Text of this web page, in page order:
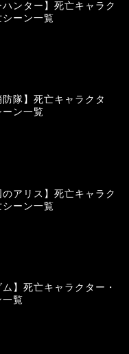
ハンター】死亡キャラク
シーン一覧
防隊】死亡キャラクタ
ーン一覧
のアリス】死亡キャラク
シーン一覧
ム】死亡キャラクター・
一覧